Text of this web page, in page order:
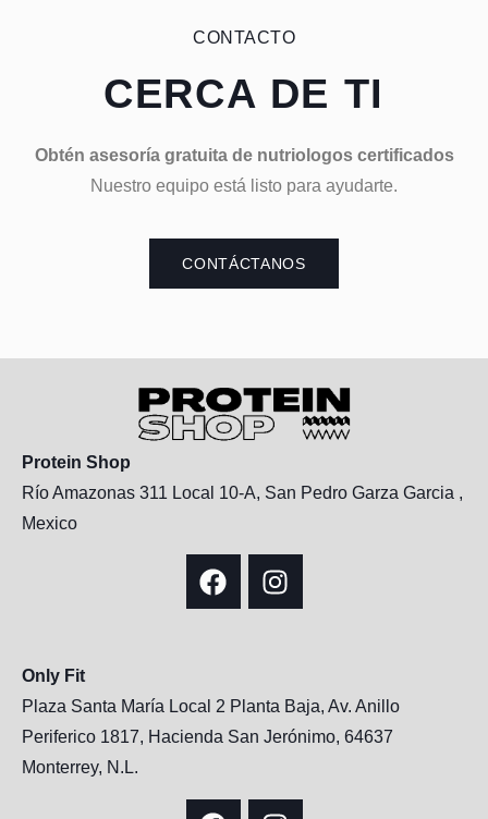
CONTACTO
CERCA DE TI
Obtén asesoría gratuita de nutriologos certificados
Nuestro equipo está listo para ayudarte.
CONTÁCTANOS
Protein Shop
Río Amazonas 311 Local 10-A, San Pedro Garza Garcia ,
Mexico
Only Fit
Plaza Santa María Local 2 Planta Baja, Av. Anillo
Periferico 1817, Hacienda San Jerónimo, 64637
Monterrey, N.L.